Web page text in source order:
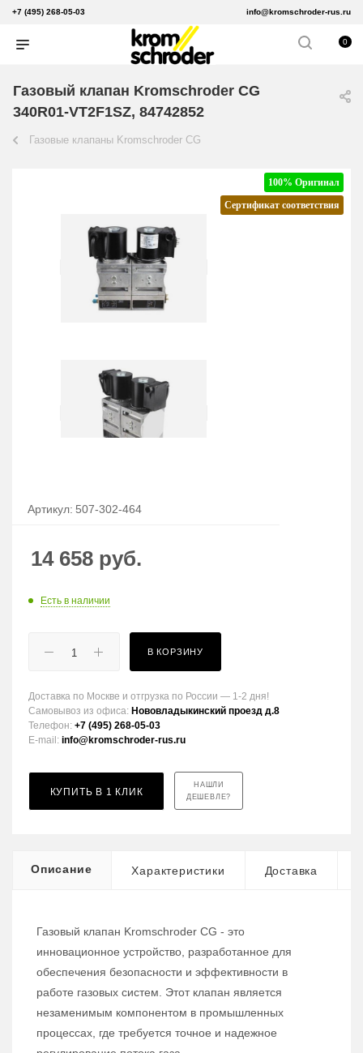
+7 (495) 268-05-03 info@kromschroder-rus.ru
0
Газовый клапан Kromschroder CG
340R01-VT2F1SZ, 84742852
Газовые клапаны Kromschroder CG
100% Оригинал
Сертификат соответствия
Артикул: 507-302-464
14 658 руб.
Есть в наличии
В КОРЗИНУ
Доставка по Москве и отгрузка по России — 1-2 дня!
Самовывоз из офиса: Нововладыкинский проезд д.8
Телефон: +7 (495) 268-05-03
E-mail: info@kromschroder-rus.ru
КУПИТЬ В 1 КЛИК
НАШЛИ
ДЕШЕВЛЕ?
Описание Характеристики Доставка
Газовый клапан Kromschroder CG - это
инновационное устройство, разработанное для
обеспечения безопасности и эффективности в
работе газовых систем. Этот клапан является
незаменимым компонентом в промышленных
процессах, где требуется точное и надежное